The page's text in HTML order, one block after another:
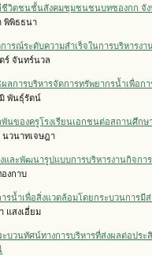
ชีวิตชนชั้นสังคมชุมชนชนบทซองกก จัง
พิพิธธนา
การณ์ระดับความสำเร็จในการบริหาร
ร์ จันทร์นวล
ลการบริหารจัดการทรัพยากรน้ำเพื่อก
พันธุ์รัตน์
พันของครูโรงเรียนเอกชนต่อสถานศึก
นวนาทเจษฎา
งและพัฒนารูปแบบการบริหารงานกิจก
งกาบ
ารน้ำเพื่อสิ่งแวดล้อมโดยกระบวนการ
แสงเอี่ยม
บวนทัศน์ทางการบริหารที่ส่งผลต่อปร